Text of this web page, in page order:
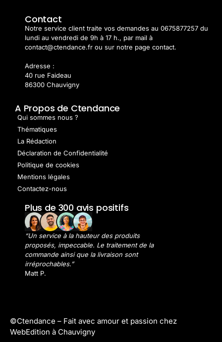
Contact
Notre service client traite vos demandes au 0675877257 du
lundi au vendredi de 9h à 17 h., par mail à
contact@ctendance.fr ou sur notre page contact.
Adresse :
40 rue Faideau
86300 Chauvigny
A Propos de Ctendance
Qui sommes nous ?
Thématiques
La Rédaction
Déclaration de Confidentialité
Politique de cookies
Mentions légales
Contactez-nous
Plus de 300 avis positifs
“Un service à la hauteur des produits
proposés, impeccable. Le traitement de la
commande ainsi que la livraison sont
irréprochables.”
Matt P.
©Ctendance – Fait avec amour et passion chez
WebEdition à Chauvigny